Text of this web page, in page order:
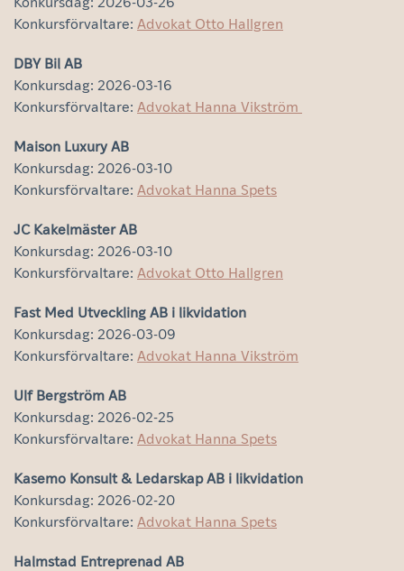
Konkursdag: 2026-03-26
Konkursförvaltare: Advokat Otto Hallgren
DBY Bil AB
Konkursdag: 2026-03-16
Konkursförvaltare: Advokat Hanna Vikström
Maison Luxury AB
Konkursdag: 2026-03-10
Konkursförvaltare: Advokat Hanna Spets
JC Kakelmäster AB
Konkursdag: 2026-03-10
Konkursförvaltare: Advokat Otto Hallgren
Fast Med Utveckling AB i likvidation
Konkursdag: 2026-03-09
Konkursförvaltare: Advokat Hanna Vikström
Ulf Bergström AB
Konkursdag: 2026-02-25
Konkursförvaltare: Advokat Hanna Spets
Kasemo Konsult & Ledarskap AB i likvidation
Konkursdag: 2026-02-20
Konkursförvaltare: Advokat Hanna Spets
Halmstad Entreprenad AB